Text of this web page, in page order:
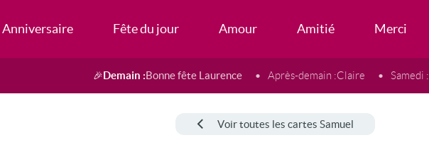
Anniversaire Fête du jour Amour Amitié Merci
🎉Demain :Bonne fête Laurence Après-demain :Claire Samedi :
Voir toutes les cartes Samuel